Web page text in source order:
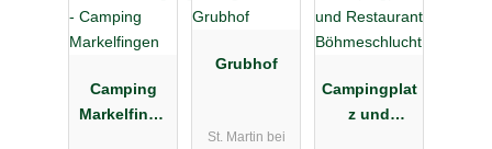
Camping
Markelfinge
Grubhof
St. Martin bei
Campingplat
z und